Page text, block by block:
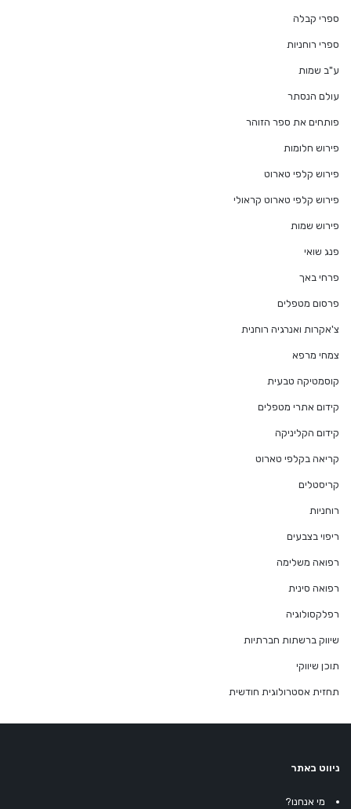
ספרי קבלה
ספרי רוחניות
ע"ב שמות
עולם הנסתר
פותחים את ספר הזוהר
פירוש חלומות
פירוש קלפי טארוט
פירוש קלפי טארוט קראולי
פירוש שמות
פנג שואי
פרחי באך
פרסום מטפלים
צ'אקרות ואנרגיה רוחנית
צמחי מרפא
קוסמטיקה טבעית
קידום אתרי מטפלים
קידום הקליניקה
קריאה בקלפי טארוט
קריסטלים
רוחניות
ריפוי בצבעים
רפואה משלימה
רפואה סינית
רפלקסולוגיה
שיווק ברשתות חברתיות
תוכן שיווקי
תחזית אסטרולוגית חודשית
ניווט באתר
מי אנחנו?